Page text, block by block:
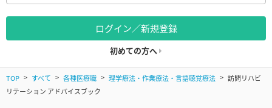
ログイン／新規登録
初めての方へ
TOP すべて 各種医療職 理学療法・作業療法・言語聴覚療法
訪問リハビ
リテーション アドバイスブック